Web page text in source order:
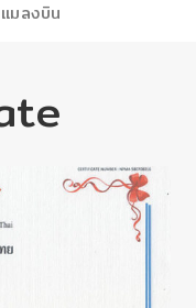
มลงบิน